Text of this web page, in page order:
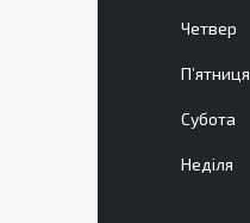
Четвер
Пʼятниця
Субота
Неділя